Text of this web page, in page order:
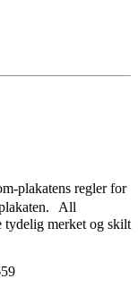
plakatens regler for
All
tydelig merket og skilt